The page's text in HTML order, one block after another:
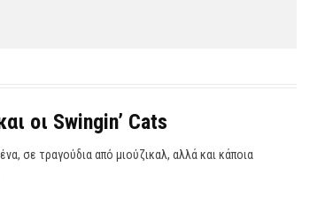
οι Swingin’ Cats
σε τραγούδια από μιούζικαλ, αλλά και κάποια